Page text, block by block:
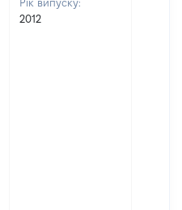
Рік випуску:
2012